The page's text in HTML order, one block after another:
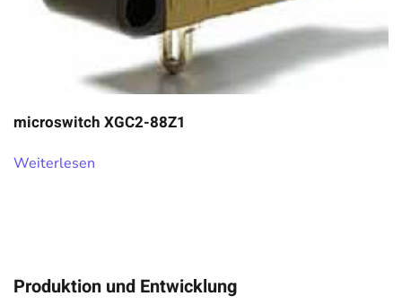
microswitch XGC2-88Z1
Weiterlesen
Produktion und Entwicklung